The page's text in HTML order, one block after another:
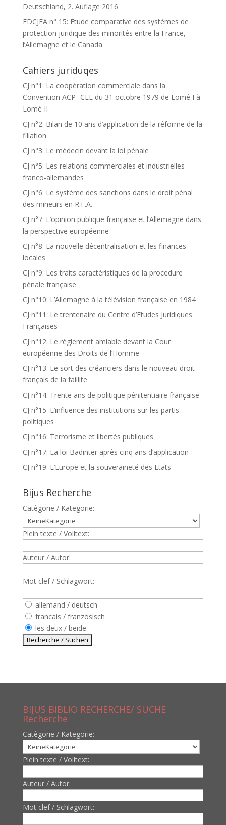
Deutschland, 2. Auflage 2016
EDCJFA n° 15: Etude comparative des systèmes de
protection juridique des minorités entre la France,
l’Allemagne et le Canada
Cahiers juriduqes
CJ n°1: La coopération commerciale dans la
Convention ACP- CEE du 31 octobre 1979 de Lomé I à
Lomé II
CJ n°2: Bilan de 10 ans d’application de la réforme de la
filiation
CJ n°3: Le médecin devant la loi pénale
CJ n°5: Les relations commerciales et industrielles
franco-allemandes
CJ n°6: Le système des sanctions dans le droit pénal
des mineurs en R.F.A.
CJ n°7: L’opinion publique française et l’Allemagne dans
la perspective européenne
CJ n°8: La nouvelle décentralisation et les finances
locales
CJ n°9: Les traits caractéristiques de la procedure
pénale française
CJ n°10: L’Allemagne à la télévision française en 1984
CJ n°11: Le trentenaire du Centre d’Etudes Juridiques
Françaises
CJ n°12: Le règlement amiable devant la Cour
européenne des Droits de l’Homme
CJ n°13: Le sort des créanciers dans le nouveau droit
français de la faillite
CJ n°14: Trente ans de politique pénitentiaire française
CJ n°15: L’influence des institutions sur les partis
politiques
CJ n°16: Terrorisme et libertés publiques
CJ n°17: La loi Badinter après cinq ans d’application
CJ n°19: L’Europe et la souveraineté des Etats
Bijus Recherche
Catègorie / Kategorie:
Plein texte / Volltext:
Auteur / Autor:
Mot clef / Schlagwort:
allemand / deutsch
francais / französisch
les deux / beide
BIJUS BIBLIO RECHERCHE/ SUCHE
Recherche
Catègorie / Kategorie:
Plein texte / Volltext:
Auteur / Autor:
Mot clef / Schlagwort: